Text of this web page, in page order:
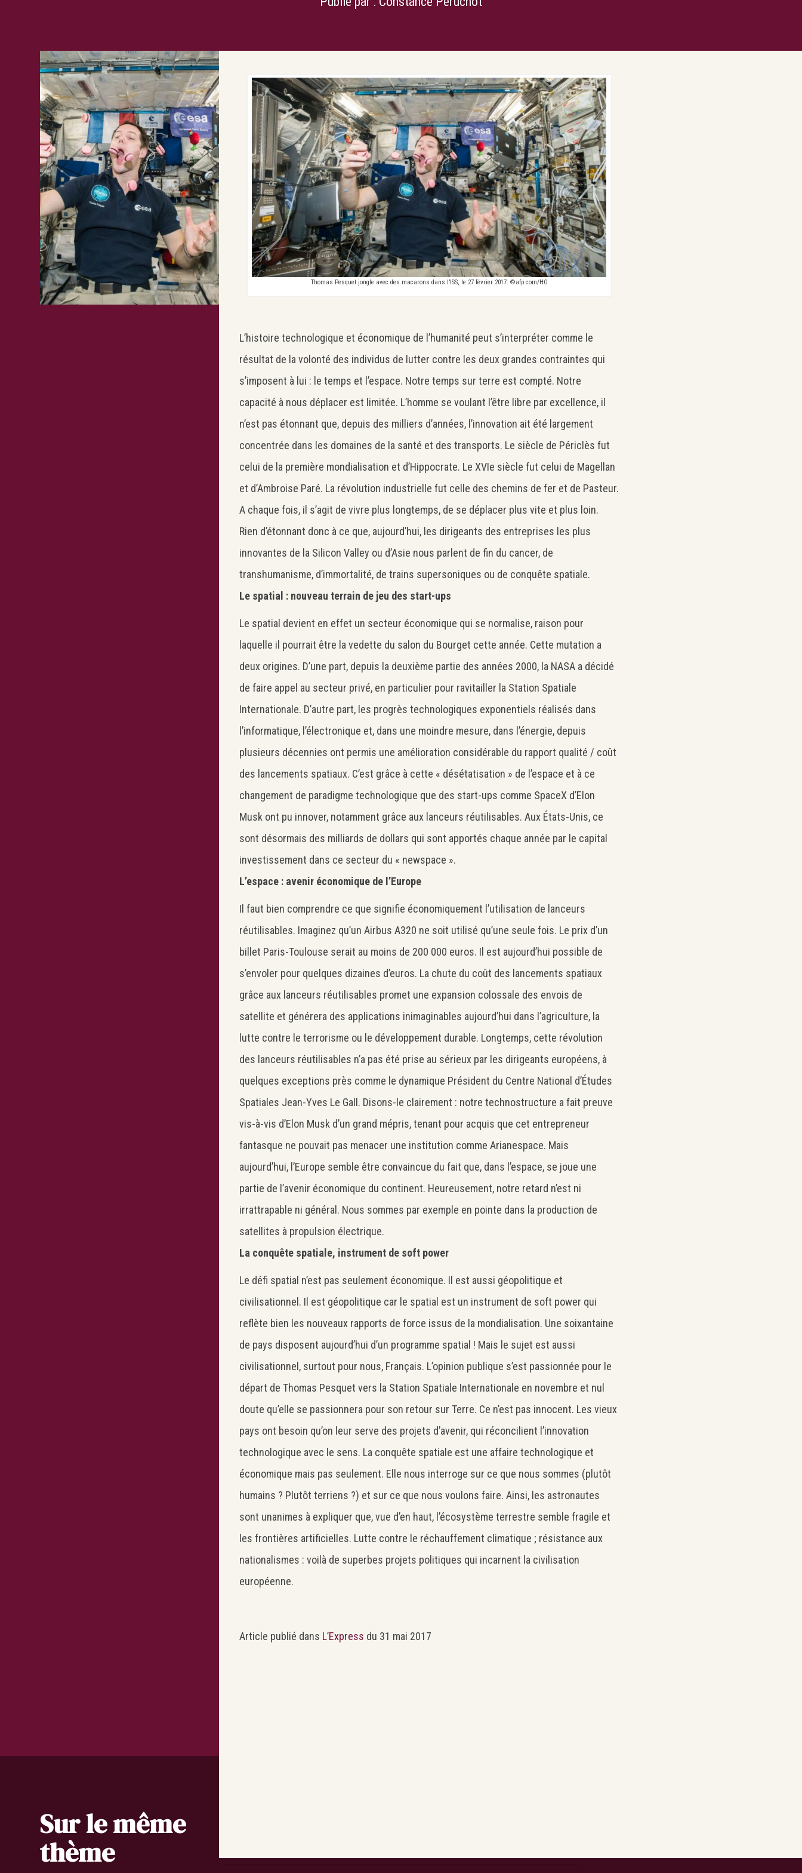
Thomas Pesquet jongle avec des macarons dans l’ISS, le 27 février 2017. ©afp.com/HO
L’histoire technologique et économique de l’humanité peut s’interpréter comme le
résultat de la volonté des individus de lutter contre les deux grandes contraintes qui
s’imposent à lui : le temps et l’espace. Notre temps sur terre est compté. Notre
capacité à nous déplacer est limitée. L’homme se voulant l’être libre par excellence, il
n’est pas étonnant que, depuis des milliers d’années, l’innovation ait été largement
concentrée dans les domaines de la santé et des transports. Le siècle de Périclès fut
celui de la première mondialisation et d’Hippocrate. Le XVIe siècle fut celui de Magellan
et d’Ambroise Paré. La révolution industrielle fut celle des chemins de fer et de Pasteur.
A chaque fois, il s’agit de vivre plus longtemps, de se déplacer plus vite et plus loin.
Rien d’étonnant donc à ce que, aujourd’hui, les dirigeants des entreprises les plus
innovantes de la Silicon Valley ou d’Asie nous parlent de fin du cancer, de
transhumanisme, d’immortalité, de trains supersoniques ou de conquête spatiale.
Le spatial : nouveau terrain de jeu des start-ups
Le spatial devient en effet un secteur économique qui se normalise, raison pour
laquelle il pourrait être la vedette du salon du Bourget cette année. Cette mutation a
deux origines. D’une part, depuis la deuxième partie des années 2000, la NASA a décidé
de faire appel au secteur privé, en particulier pour ravitailler la Station Spatiale
Internationale. D’autre part, les progrès technologiques exponentiels réalisés dans
l’informatique, l’électronique et, dans une moindre mesure, dans l’énergie, depuis
plusieurs décennies ont permis une amélioration considérable du rapport qualité / coût
des lancements spatiaux. C’est grâce à cette « désétatisation » de l’espace et à ce
changement de paradigme technologique que des start-ups comme SpaceX d’Elon
Musk ont pu innover, notamment grâce aux lanceurs réutilisables. Aux États-Unis, ce
sont désormais des milliards de dollars qui sont apportés chaque année par le capital
investissement dans ce secteur du « newspace ».
L’espace : avenir économique de l’Europe
Il faut bien comprendre ce que signifie économiquement l’utilisation de lanceurs
réutilisables. Imaginez qu’un Airbus A320 ne soit utilisé qu’une seule fois. Le prix d’un
billet Paris-Toulouse serait au moins de 200 000 euros. Il est aujourd’hui possible de
s’envoler pour quelques dizaines d’euros. La chute du coût des lancements spatiaux
grâce aux lanceurs réutilisables promet une expansion colossale des envois de
satellite et générera des applications inimaginables aujourd’hui dans l’agriculture, la
lutte contre le terrorisme ou le développement durable. Longtemps, cette révolution
des lanceurs réutilisables n’a pas été prise au sérieux par les dirigeants européens, à
quelques exceptions près comme le dynamique Président du Centre National d’Études
Spatiales Jean-Yves Le Gall. Disons-le clairement : notre technostructure a fait preuve
vis-à-vis d’Elon Musk d’un grand mépris, tenant pour acquis que cet entrepreneur
fantasque ne pouvait pas menacer une institution comme Arianespace. Mais
aujourd’hui, l’Europe semble être convaincue du fait que, dans l’espace, se joue une
partie de l’avenir économique du continent. Heureusement, notre retard n’est ni
irrattrapable ni général. Nous sommes par exemple en pointe dans la production de
satellites à propulsion électrique.
La conquête spatiale, instrument de soft power
Le défi spatial n’est pas seulement économique. Il est aussi géopolitique et
civilisationnel. Il est géopolitique car le spatial est un instrument de soft power qui
reflète bien les nouveaux rapports de force issus de la mondialisation. Une soixantaine
de pays disposent aujourd’hui d’un programme spatial ! Mais le sujet est aussi
civilisationnel, surtout pour nous, Français. L’opinion publique s’est passionnée pour le
départ de Thomas Pesquet vers la Station Spatiale Internationale en novembre et nul
doute qu’elle se passionnera pour son retour sur Terre. Ce n’est pas innocent. Les vieux
pays ont besoin qu’on leur serve des projets d’avenir, qui réconcilient l’innovation
technologique avec le sens. La conquête spatiale est une affaire technologique et
économique mais pas seulement. Elle nous interroge sur ce que nous sommes (plutôt
humains ? Plutôt terriens ?) et sur ce que nous voulons faire. Ainsi, les astronautes
sont unanimes à expliquer que, vue d’en haut, l’écosystème terrestre semble fragile et
les frontières artificielles. Lutte contre le réchauffement climatique ; résistance aux
nationalismes : voilà de superbes projets politiques qui incarnent la civilisation
européenne.
Article publié dans L’Express du 31 mai 2017
Sur le même
thème
Search